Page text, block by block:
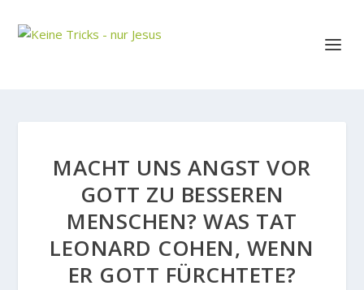
MACHT UNS ANGST VOR
GOTT ZU BESSEREN
MENSCHEN? WAS TAT
LEONARD COHEN, WENN
ER GOTT FÜRCHTETE?